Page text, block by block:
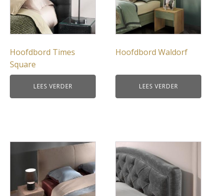
Hoofdbord Times
Square
LEES VERDER
Hoofdbord Waldorf
LEES VERDER